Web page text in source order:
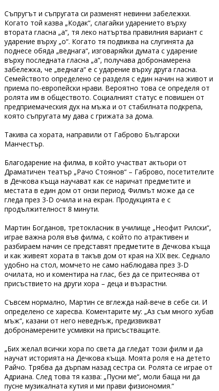
Съпругът и съпругата си разменят невинни забележки.
Когато той казва „Кодак“, слагайки ударението върху
втората гласна „а“, тя леко натъртва правилния вариант с
ударение върху „о“. Когато тя подвиква на слугинята да
поднесе обяда „веднага“, изговаряйки думата с ударение
върху последната гласна „а“, получава добронамерена
забележка, че „веднага“ е с ударение върху друга гласна.
Семейството определено се разделя с един начин на живот и
приема по-европейски нрави. Вероятно това се определя от
ролята им в обществото. Социалният статус е повишен от
предприемаческия дух на мъжа и от стабилната подкрепа,
която съпругата му дава с грижата за дома.
Такива са хората, направили от Габрово Български
Манчестър.
Благодарение на филма, в който участват актьори от
Драматичен театър „Рачо Стоянов“ – Габрово, посетителите
в Дечкова къща научават как се наричат предметите и
местата в един дом от онзи период. Филмът може да се
гледа през 3-D очила и на екран. Продукцията е с
продължителност 8 минути.
Мартин Богданов, третокласник в училище „Неофит Рилски“,
играе важна роля във филма, с който по атрактивен и
разбираем начин се представят предметите в Дечкова къща
и как живеят хората в такъв дом от края на ХІХ век. Седнало
удобно на стол, момчето не само наблюдава през 3-D
очилата, но и коментира на глас, без да се притеснява от
присъствието на други хора – деца и възрастни.
Съвсем нормално, Мартин се вглежда най-вече в себе си. И
определено се харесва. Коментарите му: „Аз съм много хубав
мъж“, казани от него неведнъж, предизвикват
добронамерените усмивки на присъстващите.
„Бих желал всички хора по света да гледат този филм и да
научат историята на Дечкова къща. Моята роля е на детето
Райчо. Трябва да дърпам назад сестра си. Ролята се играе от
Адриана. След това тя казва: „Пусни ме“, моли баща ни да
пусне музикалната кутия и ми прави физиономия.“